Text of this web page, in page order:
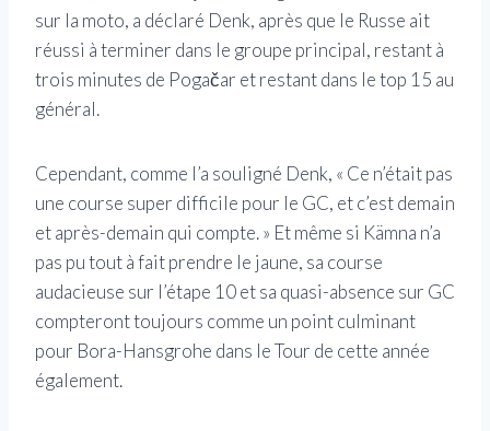
sur la moto, a déclaré Denk, après que le Russe ait
réussi à terminer dans le groupe principal, restant à
trois minutes de Pogačar et restant dans le top 15 au
général.
Cependant, comme l’a souligné Denk, « Ce n’était pas
une course super difficile pour le GC, et c’est demain
et après-demain qui compte. » Et même si Kämna n’a
pas pu tout à fait prendre le jaune, sa course
audacieuse sur l’étape 10 et sa quasi-absence sur GC
compteront toujours comme un point culminant
pour Bora-Hansgrohe dans le Tour de cette année
également.